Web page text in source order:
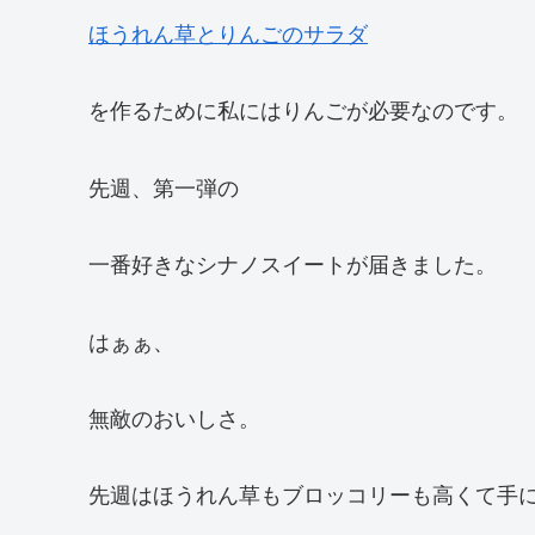
ほうれん草とりんごのサラダ
を作るために私にはりんごが必要なのです。
先週、第一弾の
一番好きなシナノスイートが届きました。
はぁぁ、
無敵のおいしさ。
先週はほうれん草もブロッコリーも高くて手